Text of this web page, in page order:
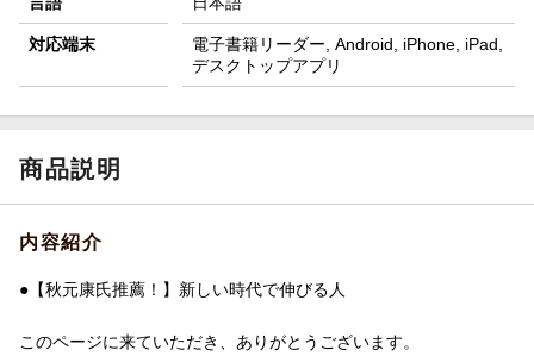
対応端末
電子書籍リーダー, Android, iPhone, iPad,
デスクトップアプリ
商品説明
内容紹介
●【秋元康氏推薦！】新しい時代で伸びる人
このページに来ていただき、ありがとうございます。